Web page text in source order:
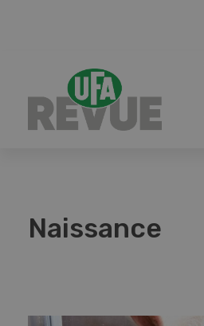
Naissance